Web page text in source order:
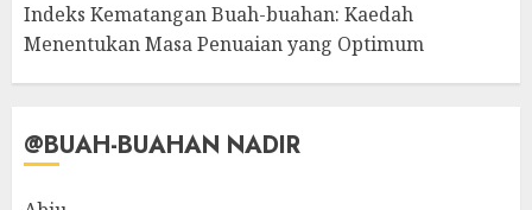
Indeks Kematangan Buah-buahan: Kaedah
Menentukan Masa Penuaian yang Optimum
@BUAH-BUAHAN NADIR